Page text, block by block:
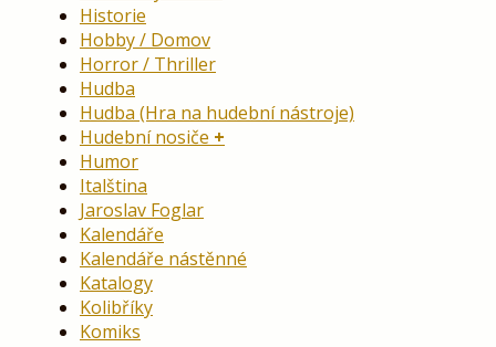
Historie
Hobby / Domov
Horror / Thriller
Hudba
Hudba (Hra na hudební nástroje)
Hudební nosiče
Humor
Italština
Jaroslav Foglar
Kalendáře
Kalendáře nástěnné
Katalogy
Kolibříky
Komiks